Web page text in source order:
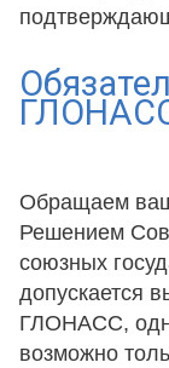
Обращаем
Решением
союзных
допускается
ГЛОНАСС,
возможно